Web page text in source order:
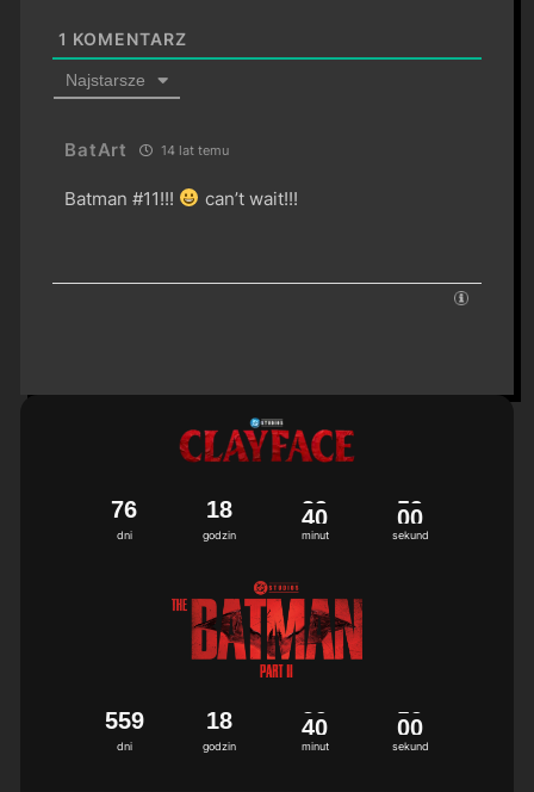
1 KOMENTARZ
Najstarsze
BatArt 14 lat temu
Batman #11!!! can’t wait!!!
dni
76
godzin
18
minut
39
sekund
59
dni
559
godzin
18
minut
39
sekund
59